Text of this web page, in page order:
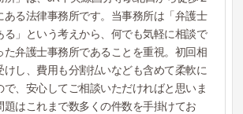
ある法律事務所です。当事務所は「弁護士
る」という考えから、何でも気軽に相談で
た弁護士事務所であることを重視。初回相
けし、費用も分割払いなども含めて柔軟に
で、安心してご相談いただければと思いま
題はこれまで数多くの件数を手掛けてお